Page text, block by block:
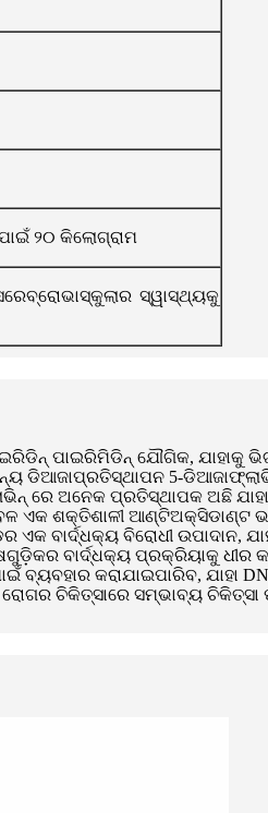
୨୦ କିଲୋଗ୍ରାମ
ସ୍ୱାସ୍ଥ୍ୟକୁ
ପାଇରିମିଡିନ୍ ଯୌଗିକ, ଯାହାକୁ
ଡିଆଜାପ୍ରତିସ୍ଥାପନ 5-
ରେ ଅନେକ ପ୍ରତିସ୍ଥାପକ ଅଛି
ଏକ ଶକ୍ତିଶାଳୀ ଆଣ୍ଟିଅକ୍ସିଡାଣ୍ଟ
ବାର୍ଦ୍ଧକ୍ୟ ବିରୋଧୀ ଉପାଦାନ,
ବାର୍ଦ୍ଧକ୍ୟ ପ୍ରକ୍ରିୟାକୁ ଧୀର
କରାଯାଇପାରିବ, ଯାହା
ଚିକିତ୍ସାରେ ସମ୍ଭାବ୍ୟ ଚିକିତ୍ସା